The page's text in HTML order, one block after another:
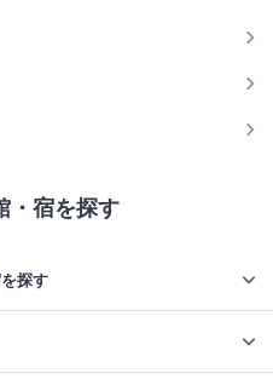
・宿を探す
探す